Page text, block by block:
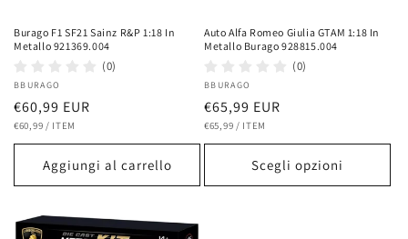
Burago F1 SF21 Sainz R&P 1:18 In
Metallo 921369.004
(0)
Fornitore:
BBURAGO
Prezzo
di
listino
€60,99 EUR
PREZZO
€60,99 / PER
ITEM
Aggiungi al carrello
Auto Alfa Romeo Giulia GTAM 1:18 In
Metallo Burago 928815.004
(0)
Fornitore:
BBURAGO
Prezzo
di
listino
€65,99 EUR
PREZZO
€65,99 / PER
ITEM
Scegli opzioni